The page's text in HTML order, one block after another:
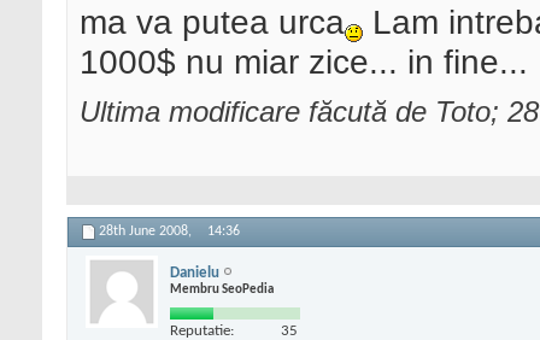
ma va putea urca
Lam
1000$ nu miar zice... in fine...
Ultima modificare făcută de Toto;
28th June 2008, 14:36
Danielu
Membru SeoPedia
Reputatie: 35